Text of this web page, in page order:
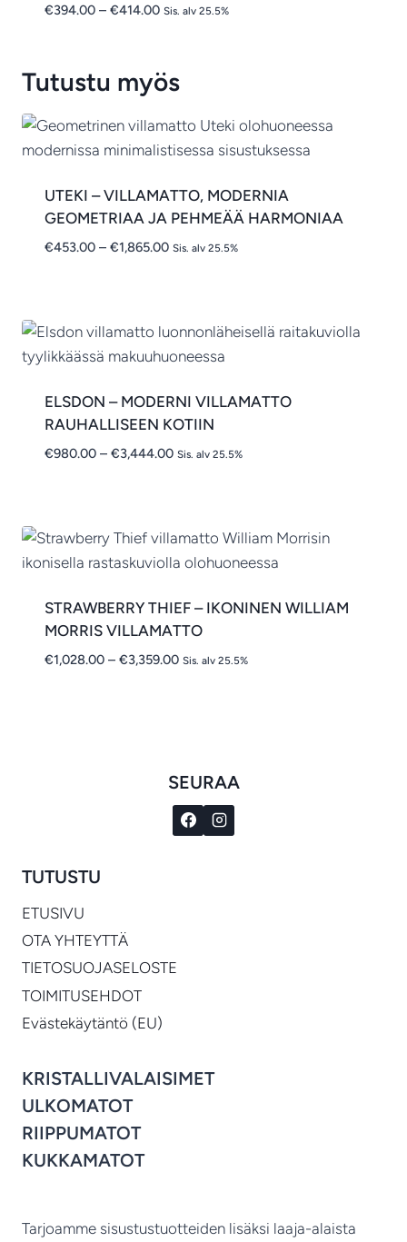
€394.00 – €414.00Hintaluokka:
€414.00
Sis. alv 25.5%
Tutustu myös
UTEKI – VILLAMATTO, MODERNIA
GEOMETRIAA JA PEHMEÄÄ HARMONIAA
€453.00 – €1,865.00Hintaluokka:
Sis. alv 25.5%
ELSDON – MODERNI VILLAMATTO
RAUHALLISEEN KOTIIN
€980.00 – €3,444.00Hintaluokka:
Sis. alv 25.5%
STRAWBERRY THIEF – IKONINEN WILLIAM
MORRIS VILLAMATTO
€1,028.00 – €3,359.00Hintaluokka:
Sis. alv 25.5%
SEURAA
TUTUSTU
ETUSIVU
OTA YHTEYTTÄ
TIETOSUOJASELOSTE
TOIMITUSEHDOT
Evästekäytäntö (EU)
KRISTALLIVALAISIMET
ULKOMATOT
RIIPPUMATOT
KUKKAMATOT
Tarjoamme sisustustuotteiden lisäksi laaja-alaista